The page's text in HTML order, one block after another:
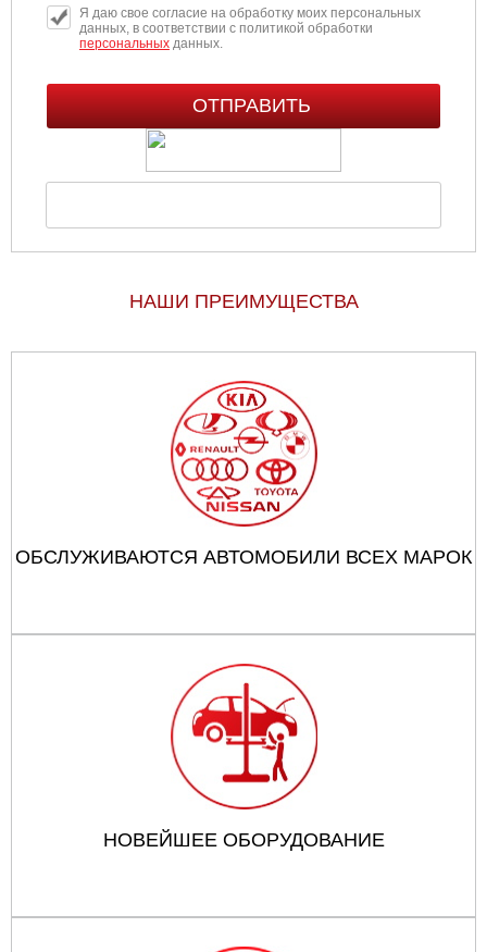
Я даю свое согласие на обработку моих персональных
данных, в соответствии с политикой обработки
персональныхданных.
НАШИ ПРЕИМУЩЕСТВА
ОБСЛУЖИВАЮТСЯ АВТОМОБИЛИ ВСЕХ МАРОК
НОВЕЙШЕЕ ОБОРУДОВАНИЕ